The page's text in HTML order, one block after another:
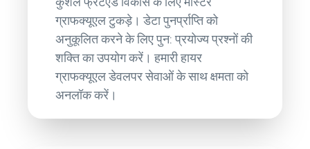
ग्राफक्यूएल टुकड़े। डेटा पुनर्प्राप्ति को
अनुकूलित करने के लिए पुन: प्रयोज्य प्रश्नों की
शक्ति का उपयोग करें। हमारी हायर
ग्राफक्यूएल डेवलपर सेवाओं के साथ क्षमता को
अनलॉक करें।